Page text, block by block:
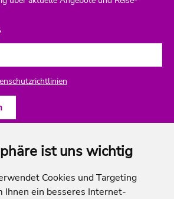
ist uns wichtig
Cookies und Targeting
Ihnen ein besseres Internet-